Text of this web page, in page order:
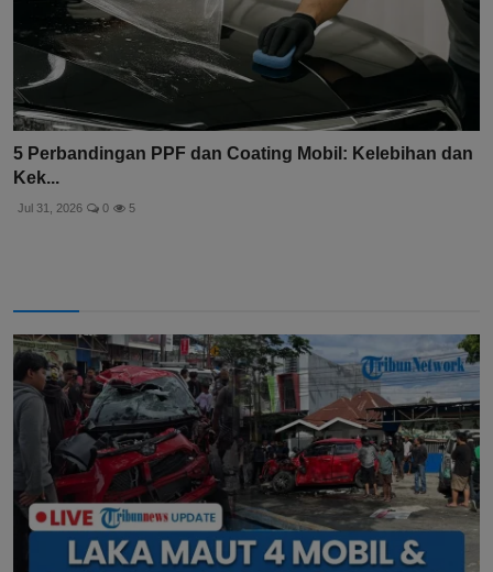
5 Perbandingan PPF dan Coating Mobil: Kelebihan dan
Kek...
Jul 31, 2026 0 5